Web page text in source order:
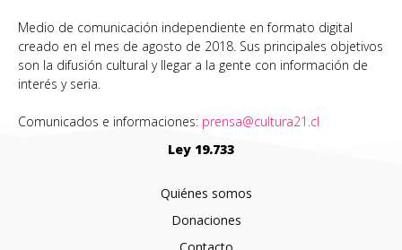
Medio de comunicación independiente en formato digital
creado en el mes de agosto de 2018. Sus principales objetivos
son la difusión cultural y llegar a la gente con información de
interés y seria.
Comunicados e informaciones: prensa@cultura21.cl
Ley 19.733
Quiénes somos
Donaciones
Contacto